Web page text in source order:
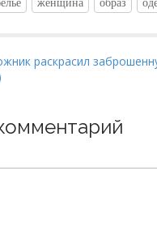
женщина образ
раскрасил